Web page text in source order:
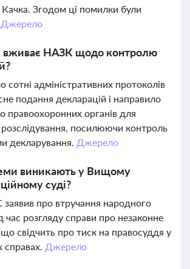
Качка. Згодом ці помилки були
Джерело
вживає НАЗК щодо контролю
адміністративних протоколів
подання декларацій і направило
правоохоронних органів для
посилюючи контроль
декларування. Джерело
виникають у Вищому
суді?
про втручання народного
час розгляду справи про незаконне
свідчить про тиск на правосуддя у
справах. Джерело